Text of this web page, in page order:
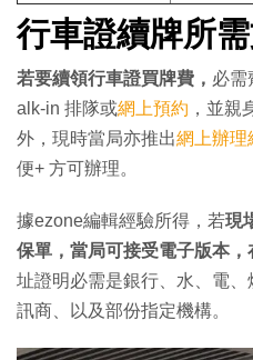
行車證續牌所
若要續領行車證買牌費， 必需
alk-in 排隊或網上預約 ，並親
外，現時當局亦推出網上辦理
便+ 方可辦理。
據ezone編輯經驗所得，若現
保單，當局可接受電子版本
址證明必需是銀行、水、電
訊商、以及部份指定機構。